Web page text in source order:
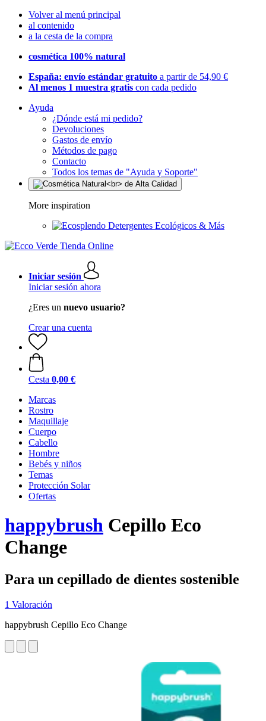
Volver al menú principal
al contenido
a la cesta de la compra
cosmética 100% natural
España: envío estándar gratuito a partir de 54,90 €
Al menos 1 muestra gratis con cada pedido
Ayuda
¿Dónde está mi pedido?
Devoluciones
Gastos de envío
Métodos de pago
Contacto
Todos los temas de "Ayuda y Soporte"
More inspiration
Detergentes Ecológicos & Más
Iniciar sesión
Iniciar sesión ahora
¿Eres un nuevo usuario?
Crear una cuenta
Cesta 0,00 €
Marcas
Rostro
Maquillaje
Cuerpo
Cabello
Hombre
Bebés y niños
Temas
Protección Solar
Ofertas
happybrush Cepillo Eco
Change
Para un cepillado de dientes sostenible
1 Valoración
happybrush Cepillo Eco Change